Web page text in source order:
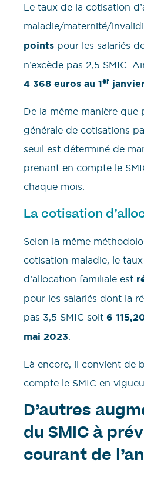
Le taux de la cotisation
maladie/maternité/
points pour les salariés
n’excède pas 2,5 SMIC.
4 368 euros au 1er
De la même manière que
générale de cotisations
seuil est déterminé de
prenant en compte le
chaque mois.
La cotisation
Selon la même
cotisation maladie, le
d’allocation familiale est
pour les salariés dont la
pas 3,5 SMIC soit 6
mai 2023
Là encore, il convient de
compte le SMIC en
D’autres
du SMIC à
courant de